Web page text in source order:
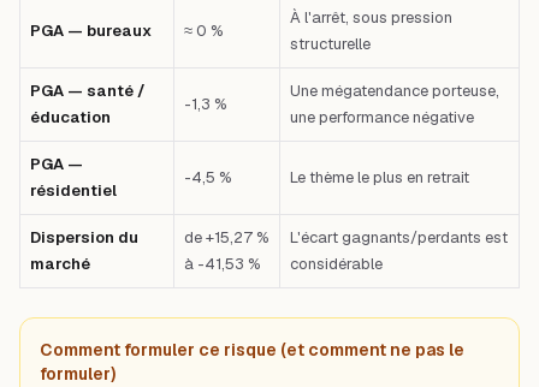
PGA — bureaux ≈ 0 %
À l'arrêt, sous pression
structurelle
PGA — santé /
éducation
-1,3 %
Une mégatendance porteuse,
une performance négative
PGA —
résidentiel
-4,5 % Le thème le plus en retrait
Dispersion du
marché
de +15,27 %
à -41,53 %
L'écart gagnants/perdants est
considérable
Comment formuler ce risque (et comment ne pas le
formuler)